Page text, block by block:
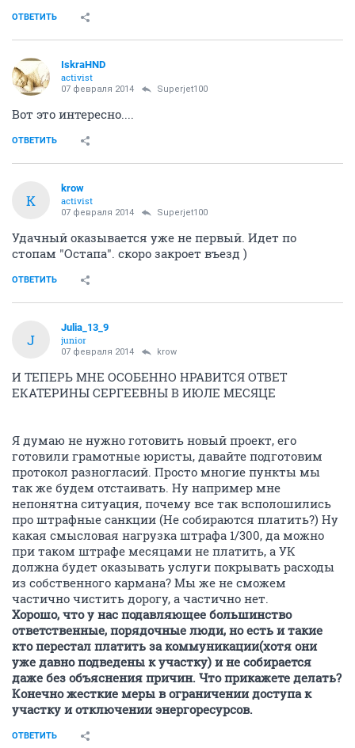
ОТВЕТИТЬ
IskraHND
activist
07 февраля 2014 Superjet100
Вот это интересно....
ОТВЕТИТЬ
K
krow
activist
07 февраля 2014 Superjet100
Удачный оказывается уже не первый. Идет по
стопам "Остапа". скоро закроет въезд )
ОТВЕТИТЬ
J
Julia_13_9
junior
07 февраля 2014 krow
И ТЕПЕРЬ МНЕ ОСОБЕННО НРАВИТСЯ ОТВЕТ
ЕКАТЕРИНЫ СЕРГЕЕВНЫ В ИЮЛЕ МЕСЯЦЕ
Я думаю не нужно готовить новый проект, его
готовили грамотные юристы, давайте подготовим
протокол разногласий. Просто многие пункты мы
так же будем отстаивать. Ну например мне
непонятна ситуация, почему все так всполошились
про штрафные санкции (Не собираются платить?) Ну
какая смысловая нагрузка штрафа 1/300, да можно
при таком штрафе месяцами не платить, а УК
должна будет оказывать услуги покрывать расходы
из собственного кармана? Мы же не сможем
частично чистить дорогу, а частично нет.
Хорошо, что у нас подавляющее большинство
ответственные, порядочные люди, но есть и такие
кто перестал платить за коммуникации(хотя они
уже давно подведены к участку) и не собирается
даже без объяснения причин. Что прикажете делать?
Конечно жесткие меры в ограничении доступа к
участку и отключении энергоресурсов.
ОТВЕТИТЬ